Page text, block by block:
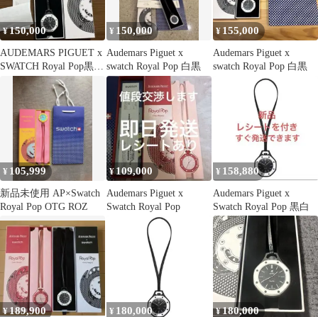
¥150,000
AUDEMARS PIGUET x
SWATCH Royal Pop黒白
¥ 150,000
Audemars Piguet x
swatch Royal Pop 白黒
¥ 155,000
Audemars Piguet x
swatch Royal Pop 白黒
¥ 105,999
新品未使用 AP×Swatch
Royal Pop OTG ROZ
¥ 109,000
Audemars Piguet x
Swatch Royal Pop
¥ 158,880
Audemars Piguet x
Swatch Royal Pop 黒白
¥189,900 ¥ 180,000 ¥180,000